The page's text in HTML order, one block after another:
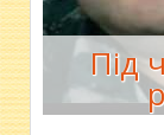
Під